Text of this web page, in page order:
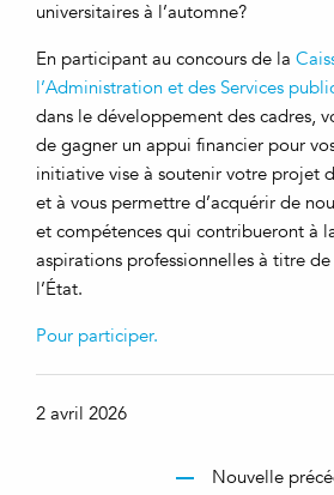
universitaires à l’automne?
En participant au concours de la
l’Administration et des Services
dans le développement des cadres,
de gagner un appui financier pour
initiative vise à soutenir votre projet
et à vous permettre d’acquérir de
et compétences qui contribueront à
aspirations professionnelles à titre
l’État.
Pour participer.
2 avril 2026
Nouvelle